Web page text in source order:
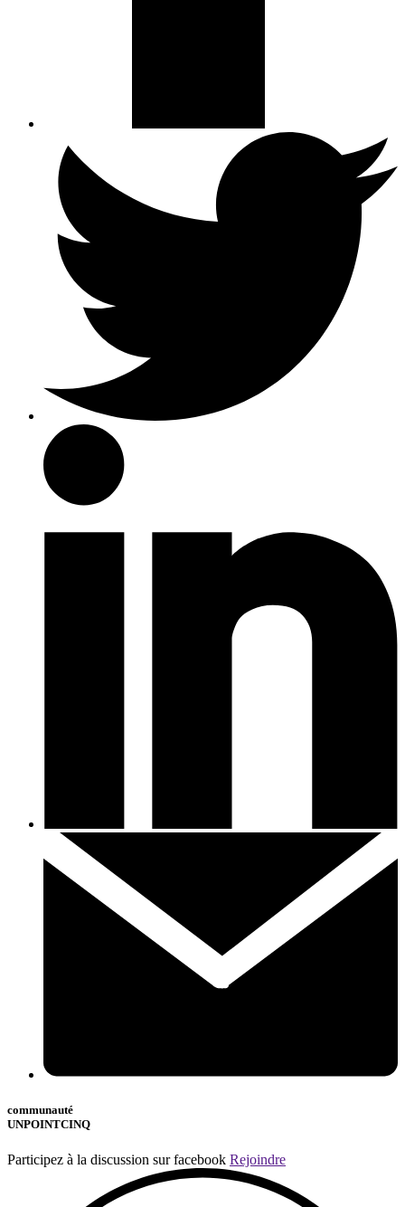
communauté
UNPOINTCINQ
Participez à la discussion sur facebook Rejoindre